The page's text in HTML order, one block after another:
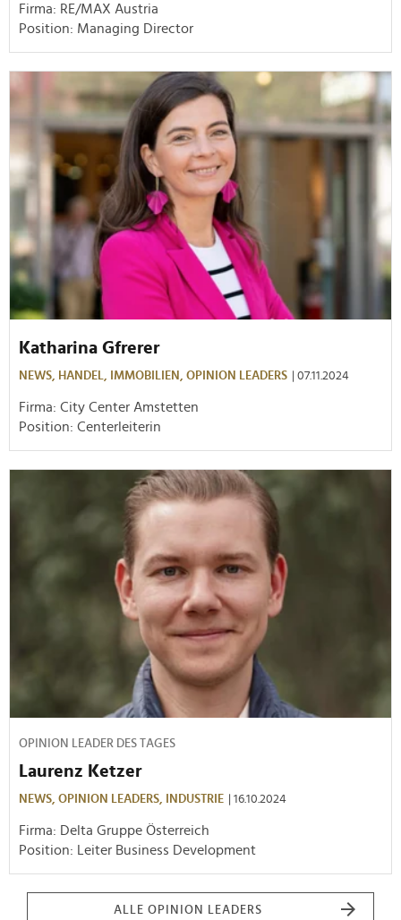
Firma: RE/MAX Austria
Position: Managing Director
Katharina Gfrerer
NEWS, HANDEL, IMMOBILIEN, OPINION LEADERS | 07.11.2024
Firma: City Center Amstetten
Position: Centerleiterin
OPINION LEADER DES TAGES
Laurenz Ketzer
NEWS, OPINION LEADERS, INDUSTRIE | 16.10.2024
Firma: Delta Gruppe Österreich
Position: Leiter Business Development
ALLE OPINION LEADERS